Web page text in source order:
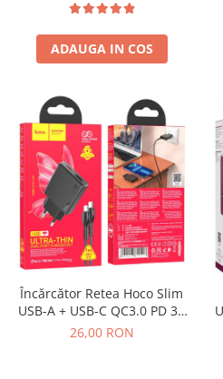
Cablu Micro-USB
Cablu TIP-C
Casti Handsfree
Folii de Protectie
Folii COMPATIBILE Pentru Huawei
Folii iphone
Folii Oppo
Folii pentru MOTOROLA
FOLII PENTRU SPATELE
TELEFONULUI
Folii Realme
Folii Samsung
FOLII SILICON FORCELL
ADAUGA IN COS
Încărcător Retea Hoco Slim
USB-A + USB-C QC3.0 PD 3A
20W N38 - NEGRU
26,00 RON